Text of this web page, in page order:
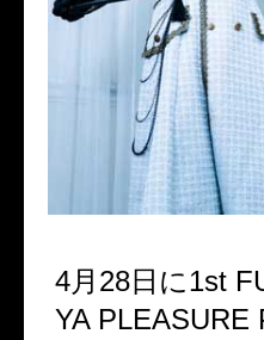
4月28日に1st
YA